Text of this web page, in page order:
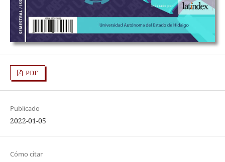
PDF
Publicado
2022-01-05
Cómo citar